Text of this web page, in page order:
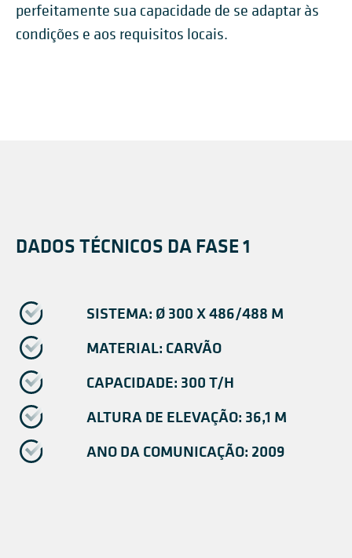
perfeitamente sua capacidade de se adaptar às
condições e aos requisitos locais.
DADOS TÉCNICOS DA FASE 1
SISTEMA: Ø 300 X 486/488 M
MATERIAL: CARVÃO
CAPACIDADE: 300 T/H
ALTURA DE ELEVAÇÃO: 36,1 M
ANO DA COMUNICAÇÃO: 2009